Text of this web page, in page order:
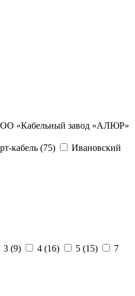
«Кабельный завод «АЛЮР»
кабель (75)
Ивановский
3 (9) 4 (16) 5 (15)
7